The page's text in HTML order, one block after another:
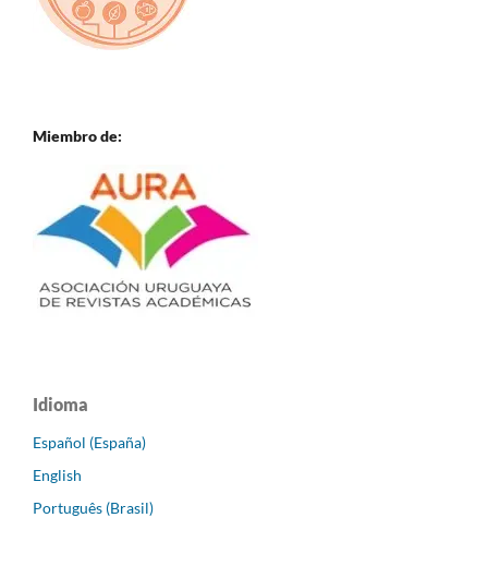
Miembro de:
Idioma
Español (España)
English
Português (Brasil)